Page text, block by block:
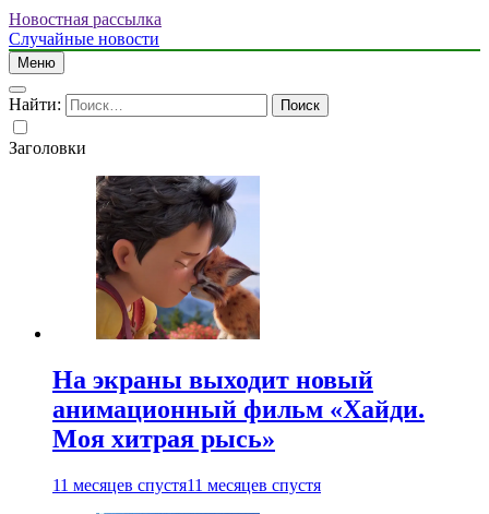
Новостная рассылка
Случайные новости
Меню
Найти:
Заголовки
На экраны выходит новый
анимационный фильм «Хайди.
Моя хитрая рысь»
11 месяцев спустя11 месяцев спустя